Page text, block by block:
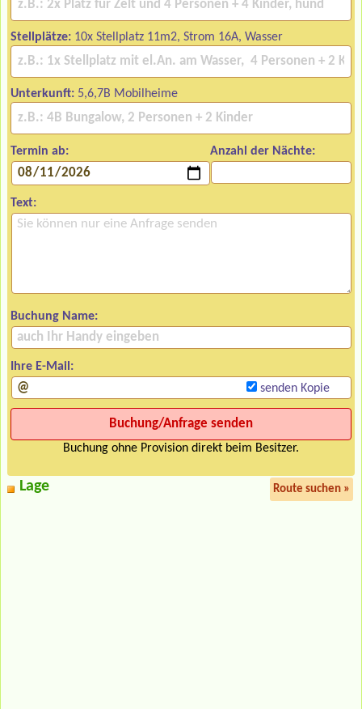
Stellplätze: 10x Stellplatz 11m2, Strom 16A, Wasser
Unterkunft: 5,6,7B Mobilheime
Termin ab: Anzahl der Nächte:
Text:
Buchung Name:
Ihre E-Mail:
senden Kopie
Buchung ohne Provision direkt beim Besitzer.
Lage Route suchen »